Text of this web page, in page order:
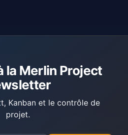
la Merlin Project
Kanban et le contrôle de
projet.